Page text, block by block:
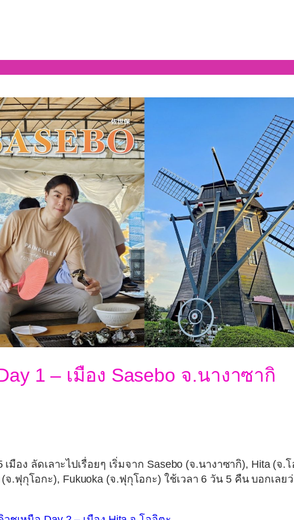
1 – เมือง Sasebo จ.นางาซากิ
อง ลัดเลาะไปเรื่อยๆ เริ่มจาก Sasebo (จ.นางาซากิ), Hita (จ.
.ฟุกุโอกะ), Fukuoka (จ.ฟุกุโอกะ) ใช้เวลา 6 วัน 5 คืน บอกเลย